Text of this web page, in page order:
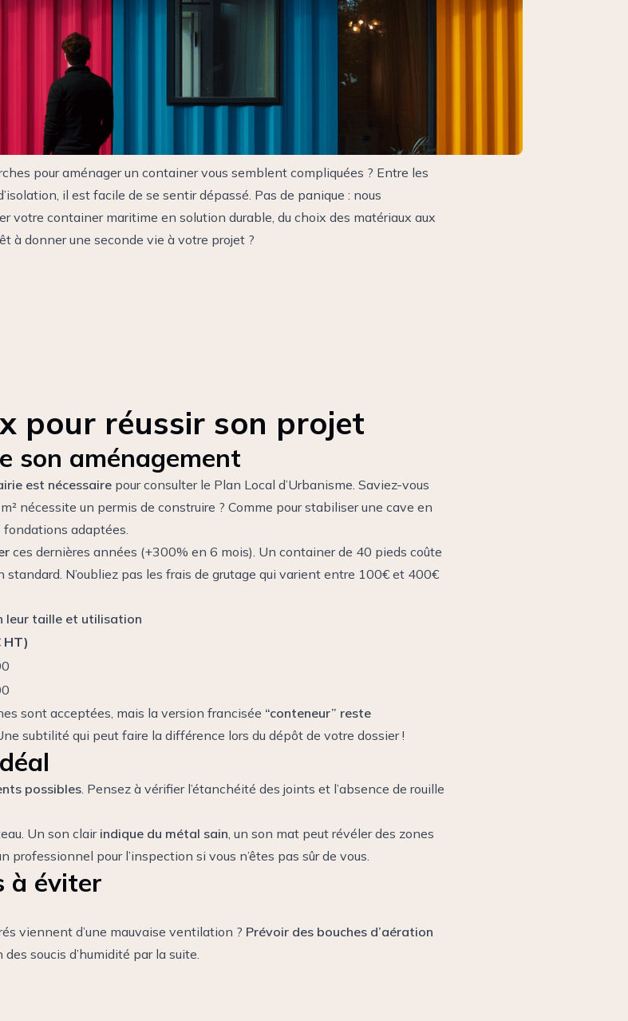
pour aménager un container vous semblent compliquées ? Entre les
il est facile de se sentir dépassé. Pas de panique : nous
votre container maritime en solution durable, du choix des matériaux aux
à donner une seconde vie à votre projet ?
pour réussir son projet
son aménagement
est nécessaire pour consulter le Plan Local d’Urbanisme. Saviez-vous
nécessite un permis de construire ? Comme pour stabiliser une cave en
fondations adaptées.
ces dernières années (+300% en 6 mois). Un container de 40 pieds coûte
standard. N’oubliez pas les frais de grutage qui varient entre 100€ et 400€
leur taille et utilisation
HT)
sont acceptées, mais la version francisée “conteneur” reste
subtilité qui peut faire la différence lors du dépôt de votre dossier !
possibles. Pensez à vérifier l’étanchéité des joints et l’absence de rouille
Un son clairindique du métal sain, un son mat peut révéler des zones
professionnel pour l’inspection si vous n’êtes pas sûr de vous.
à éviter
viennent d’une mauvaise ventilation ? Prévoir des bouches d’aération
soucis d’humidité par la suite.